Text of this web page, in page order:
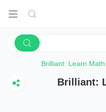
Brilliant: Learn
Brilliant: